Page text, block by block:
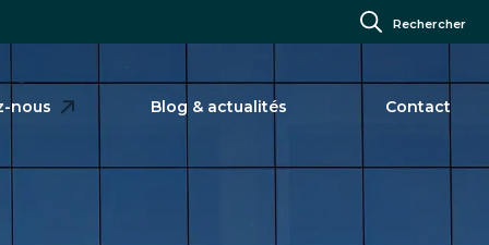
Rechercher
nous Blog & actualités Contact